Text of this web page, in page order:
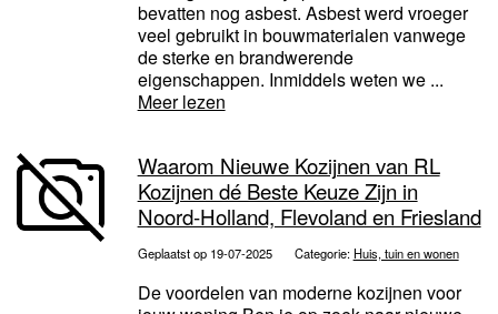
bevatten nog asbest. Asbest werd vroeger
veel gebruikt in bouwmaterialen vanwege
de sterke en brandwerende
eigenschappen. Inmiddels weten we ...
Meer lezen
Waarom Nieuwe Kozijnen van RL
Kozijnen dé Beste Keuze Zijn in
Noord-Holland, Flevoland en Friesland
Geplaatst op 19-07-2025 Categorie: Huis, tuin en wonen
De voordelen van moderne kozijnen voor